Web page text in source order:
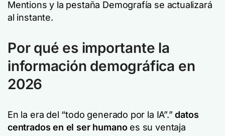
Mentions y la pestaña Demografía se actualizará
al instante.
Por qué es importante la
información demográfica en
2026
En la era del “todo generado por la IA”.”datos
centrados en el ser humanoes su ventaja